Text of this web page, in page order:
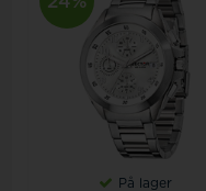
På lager